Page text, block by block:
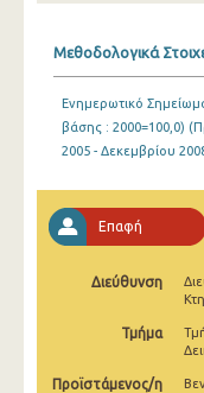
Ιουλίου 2025
Ιουνίου 2025
Απριλίου 2025
Μαρτίου 2025
Μεθοδολογικά
Ενημερωτικό
βάσης : 2000=100,0)
2005 - Δεκεμβρίου
Επαφή
Διεύθυνση
Τμήμα
Προϊστάμενος/η